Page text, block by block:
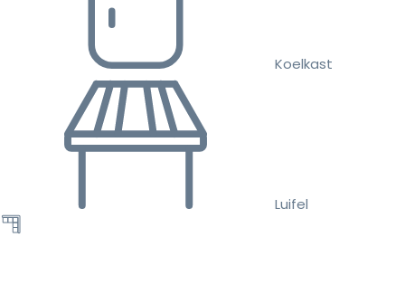
Koelkast
Luifel